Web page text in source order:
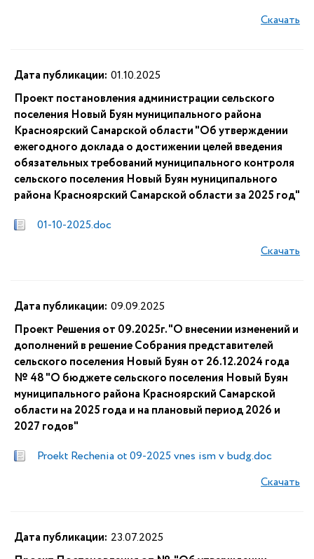
Скачать
Дата публикации: 01.10.2025
Проект постановления администрации сельского
поселения Новый Буян муниципального района
Красноярский Самарской области "Об утверждении
ежегодного доклада о достижении целей введения
обязательных требований муниципального контроля
сельского поселения Новый Буян муниципального
района Красноярский Самарской области за 2025 год"
01-10-2025.doc
Скачать
Дата публикации: 09.09.2025
Проект Решения от 09.2025г. "О внесении изменений и
дополнений в решение Собрания представителей
сельского поселения Новый Буян от 26.12.2024 года
№ 48 "О бюджете сельского поселения Новый Буян
муниципального района Красноярский Самарской
области на 2025 года и на плановый период 2026 и
2027 годов"
Proekt Rechenia ot 09-2025 vnes ism v budg.doc
Скачать
Дата публикации: 23.07.2025